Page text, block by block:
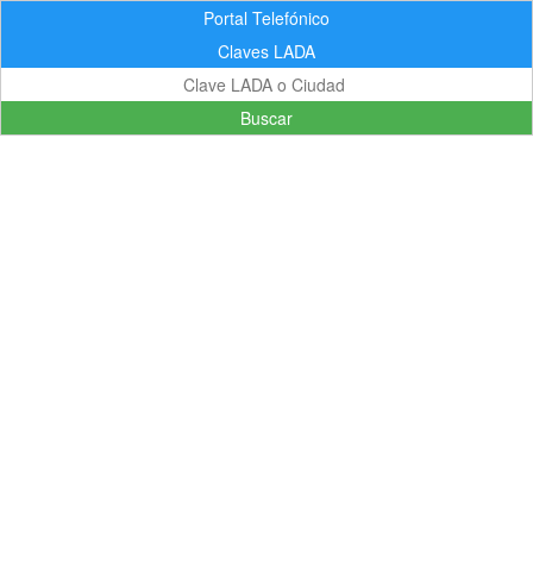
Portal Telefónico
Claves LADA
Buscar